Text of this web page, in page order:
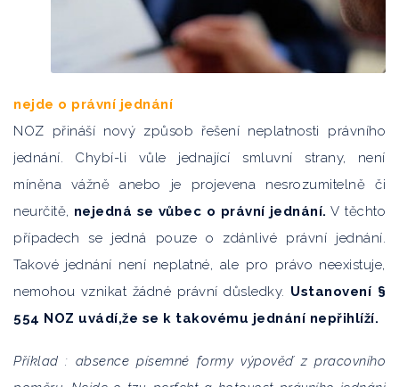
nejde o právní jednání
NOZ přináší nový způsob řešení neplatnosti právního
jednání. Chybí-li vůle jednající smluvní strany, není
míněna vážně anebo je projevena nesrozumitelně či
neurčitě, nejedná se vůbec o právní jednání. V těchto
případech se jedná pouze o zdánlivé právní jednání.
Takové jednání není neplatné, ale pro právo neexistuje,
nemohou vznikat žádné právní důsledky. Ustanovení §
554 NOZ uvádí,že se k takovému jednání nepřihlíží.
Příklad : absence písemné formy výpověď z pracovního